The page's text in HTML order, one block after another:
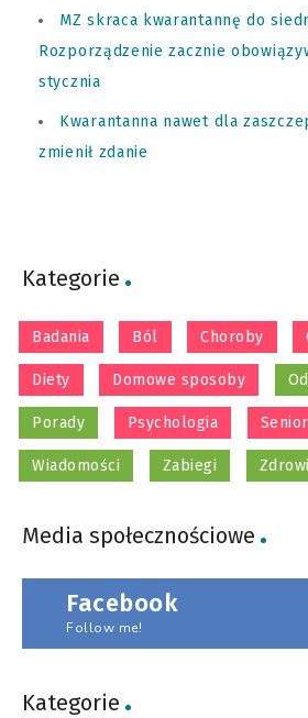
MZ skraca kwarantannę do
Rozporządzenie zacznie
stycznia
Kwarantanna nawet dla
zmienił zdanie
Kategorie
Badania Ból Choroby
Diety Domowe sposoby
Porady Psychologia Senior
Wiadomości Zabiegi
Media społecznościowe
Facebook
Follow me!
Kategorie